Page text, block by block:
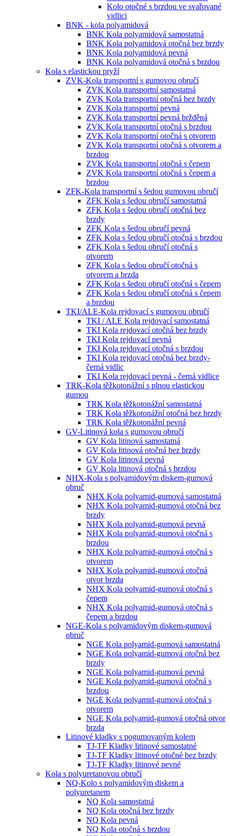
Kolo otočné s brzdou ve svařované
vidlici
BNK - kola polyamidová
BNK Kola polyamidová samostatná
BNK Kola polyamidová otočná bez brzdy
BNK Kola polyamidová pevná
BNK Kola polyamidová otočná s brzdou
Kola s elastickou pryží
ZVK-Kola transportní s gumovou obručí
ZVK Kola transportní samostatná
ZVK Kola transportní otočná bez brzdy
ZVK Kola transportní pevná
ZVK Kola transportní pevná bržděná
ZVK Kola transportní otočná s brzdou
ZVK Kola transportní otočná s otvorem
ZVK Kola transportní otočná s otvorem a
brzdou
ZVK Kola transportní otočná s čepem
ZVK Kola transportní otočná s čepem a
brzdou
ZFK-Kola transportní s šedou gumovou obručí
ZFK Kola s šedou obručí samostatná
ZFK Kola s šedou obručí otočná bez
brzdy
ZFK Kola s šedou obručí pevná
ZFK Kola s šedou obručí otočná s brzdou
ZFK Kola s šedou obručí otočná s
otvorem
ZFK Kola s šedou obručí otočná s
otvorem a brzda
ZFK Kola s šedou obručí otočná s čepem
ZFK Kola s šedou obručí otočná s čepem
a brzdou
TKI/ALE-Kola rejdovací s gumovou obručí
TKI / ALE Kola rejdovací samostatná
TKI Kola rejdovací otočná bez brzdy
TKI Kola rejdovací pevná
TKI Kola rejdovací otočná s brzdou
TKI Kola rejdovací otočná bez brzdy-
černá vidlic
TKI Kola rejdovací pevná - černá vidlice
TRK-Kola těžkotonážní s plnou elastickou
gumou
TRK Kola těžkotonážní samostatná
TRK Kola těžkotonážní otočná bez brzdy
TRK Kola těžkotonážní pevná
GV-Litinová kola s gumovou obručí
GV Kola litinová samostatná
GV Kola litinová otočná bez brzdy
GV Kola litinová pevná
GV Kola litinová otočná s brzdou
NHX-Kola s polyamidovým diskem-gumová
obruč
NHX Kola polyamid-gumová samostatná
NHX Kola polyamid-gumová otočná bez
brzdy
NHX Kola polyamid-gumová pevná
NHX Kola polyamid-gumová otočná s
brzdou
NHX Kola polyamid-gumová otočná s
otvorem
NHX Kola polyamid-gumová otočná
otvor brzda
NHX Kola polyamid-gumová otočná s
čepem
NHX Kola polyamid-gumová otočná s
čepem a brzdou
NGE-Kola s polyamidovým diskem-gumová
obruč
NGE Kola polyamid-gumová samostatná
NGE Kola polyamid-gumová otočná bez
brzdy
NGE Kola polyamid-gumová pevná
NGE Kola polyamid-gumová otočná s
brzdou
NGE Kola polyamid-gumová otočná s
otvorem
NGE Kola polyamid-gumová otočná otvor
brzda
Litinové kladky s pogumovaným kolem
TJ-TF Kladky litinové samostatné
TJ-TF Kladky litinové otočné bez brzdy
TJ-TF Kladky litinové pevné
Kola s polyuretanovou obručí
NQ-Kolo s polyamidovým diskem a
polyuretanem
NQ Kola samostatná
NQ Kola otočná bez brzdy
NQ Kola pevná
NQ Kola otočná s brzdou